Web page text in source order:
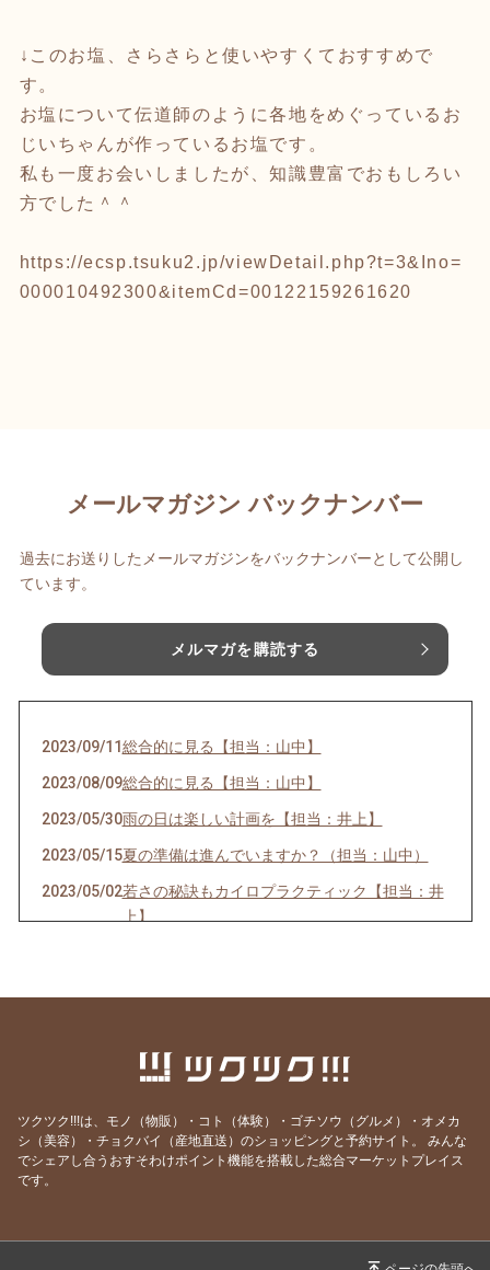
↓このお塩、さらさらと使いやすくておすすめで
す。
お塩について伝道師のように各地をめぐっているお
じいちゃんが作っているお塩です。
私も一度お会いしましたが、知識豊富でおもしろい
方でした＾＾
https://ecsp.tsuku2.jp/viewDetail.php?t=3&Ino=
000010492300&itemCd=00122159261620
メールマガジン バックナンバー
過去にお送りしたメールマガジンをバックナンバーとして公開し
ています。
メルマガを購読する
2023/09/11総合的に見る【担当：山中】
2023/08/09総合的に見る【担当：山中】
2023/05/30雨の日は楽しい計画を【担当：井上】
2023/05/15夏の準備は進んでいますか？（担当：山中）
2023/05/02若さの秘訣もカイロプラクティック【担当：井
上】
自家製味噌を仕込みました【担当：井上】
2022/12/05 12月の運勢
2022/12/01 メタトロン体験をしました（担当：井上）
ツクツク!!!は、モノ（物販）・コト（体験）・ゴチソウ（グルメ）・オメカ
シ（美容）・チョクバイ（産地直送）のショッピングと予約サイト。
みんな
でシェアし合うおすそわけポイント機能を搭載した総合マーケットプレイス
です。